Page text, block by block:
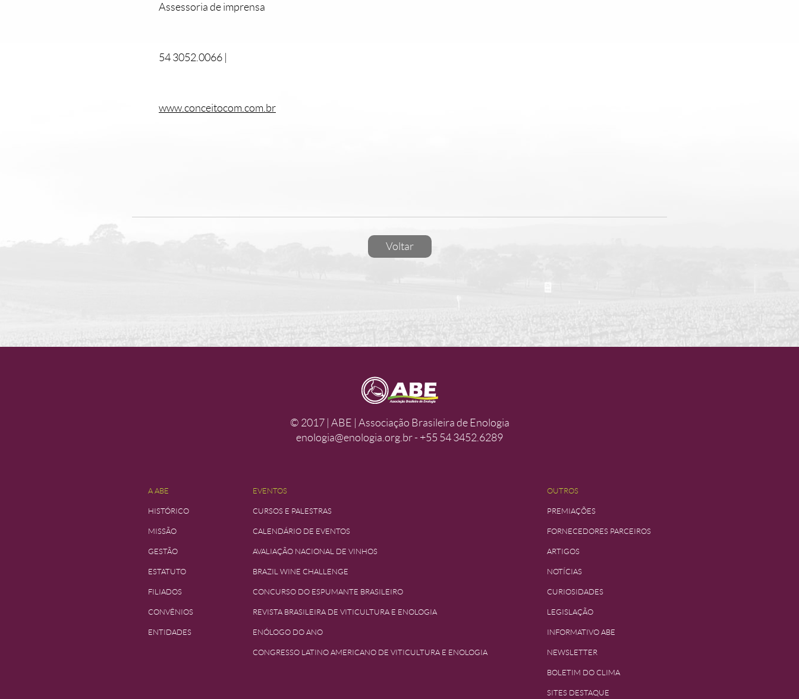
Assessoria de imprensa
54 3052.0066 |
www.conceitocom.com.br
Voltar
© 2017 | ABE | Associação Brasileira de Enologia
enologia@enologia.org.br - +55 54 3452.6289
A ABE
HISTÓRICO
MISSÃO
GESTÃO
ESTATUTO
FILIADOS
CONVÊNIOS
ENTIDADES
EVENTOS
CURSOS E PALESTRAS
CALENDÁRIO DE EVENTOS
AVALIAÇÃO NACIONAL DE VINHOS
BRAZIL WINE CHALLENGE
CONCURSO DO ESPUMANTE BRASILEIRO
REVISTA BRASILEIRA DE VITICULTURA E ENOLOGIA
ENÓLOGO DO ANO
CONGRESSO LATINO AMERICANO DE VITICULTURA E ENOLOGIA
OUTROS
PREMIAÇÕES
FORNECEDORES PARCEIROS
ARTIGOS
NOTÍCIAS
CURIOSIDADES
LEGISLAÇÃO
INFORMATIVO ABE
NEWSLETTER
BOLETIM DO CLIMA
SITES DESTAQUE